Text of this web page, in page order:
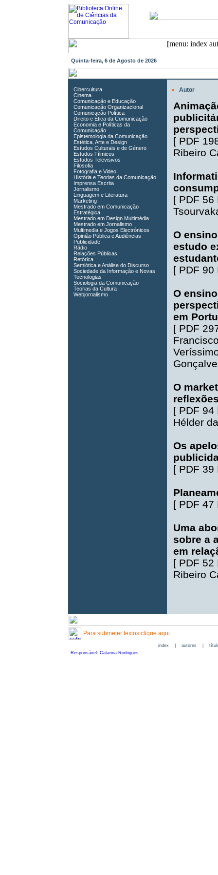
Quinta-feira, 6 de Agosto de 2026
Cibercultura
Cinema
Comunicação e Educação
Comunicação Organizacional
Comunicação Política
Direito e Ética da Comunicação
Economia e Políticas da
Comunicação
Epistemologia da Comunicação
Estética, Arte e Design
Estudos Culturais e de Género
Estudos Fílmicos
Estudos Televisivos
Filosofia
Fotografia e Video
História e Teorias da Comunicação
Imprensa Escrita
Jornalismo
Linguagem e Literatura
Marketing
Mestrado em Comunicação
Estratégica
Mestrado em Design Multimédia
Mestrado em Jornalismo
Multimedia e Jogos Electrónicos
Opinião Pública e Audiências
Publicidade
Rádio
Relações Públicas
Retórica
Semiótica e Análise do Discurso
Sociedade da Informação e Novas
Tecnologias
Sociologia da Comunicação
Teorias da Cultura
Webjornalismo
» Autor
[ PDF
Ribeiro
[ PDF 56
O
estudo
[ PDF 90
O
em
[ PDF
O
[ PDF 94
Hélder
Os
[ PDF 39
[ PDF 47
Uma
sobre a
em
[ PDF 52
Ribeiro
Para submeter textos clique aqui
index| autores|